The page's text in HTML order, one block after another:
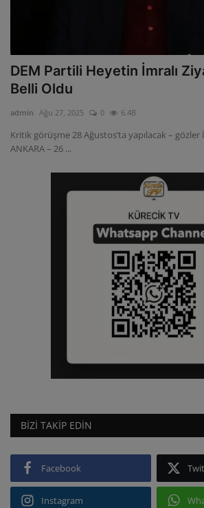
DEM Partili Heyetin İmralı
Belli Oldu
admin Ağu 27, 2025 0 6.4B
Kritik görüşme 28 Ağustos’ta yapılacak – gözler
ANKARA – 26 ...
BIZI TAKIP EDIN
Facebook
Instagram